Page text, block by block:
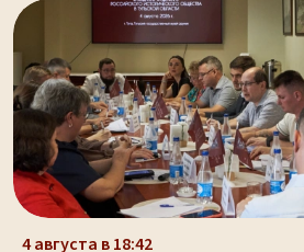
4 августа в 18:42